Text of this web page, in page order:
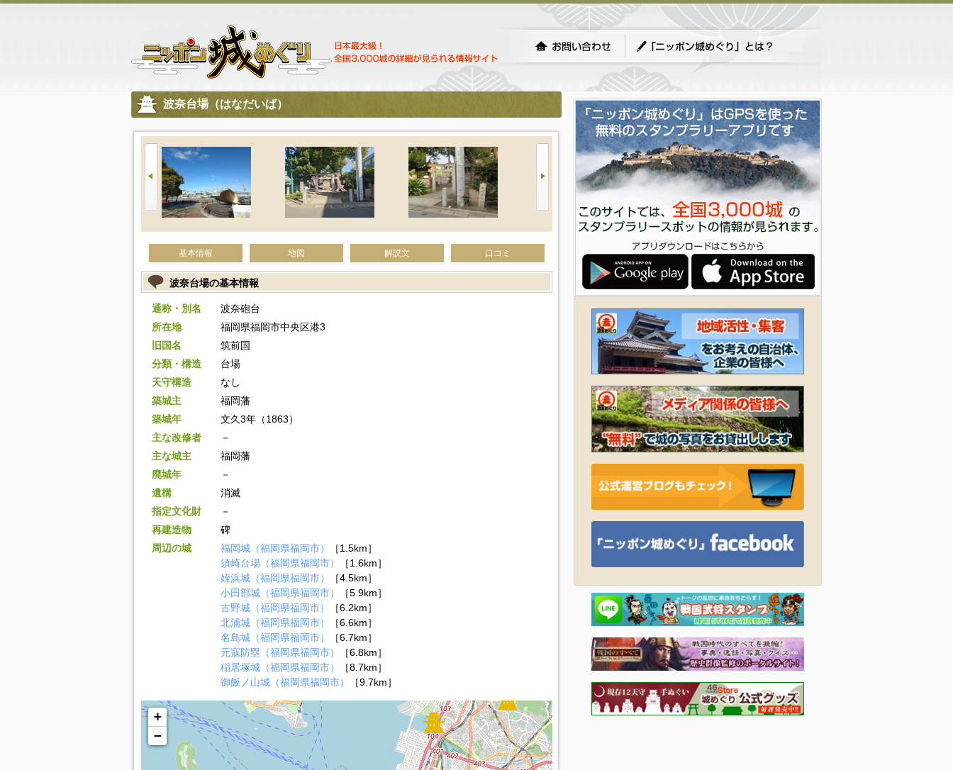
波奈台場（はなだいば）
基本情報 地図 解説文 口コミ
波奈台場の基本情報
通称・別名
波奈砲台
所在地
福岡県福岡市中央区港3
旧国名
筑前国
分類・構造
台場
天守構造
なし
築城主
福岡藩
築城年
文久3年（1863）
主な改修者
－
主な城主
福岡藩
廃城年
－
遺構
消滅
指定文化財
－
再建造物
碑
周辺の城
福岡城（福岡県福岡市）
［1.5km］
須崎台場（福岡県福岡市）
［1.6km］
姪浜城（福岡県福岡市）
［4.5km］
小田部城（福岡県福岡市）
［5.9km］
古野城（福岡県福岡市）
［6.2km］
北浦城（福岡県福岡市）
［6.6km］
名島城（福岡県福岡市）
［6.7km］
元寇防塁（福岡県福岡市）
［6.8km］
稲居塚城（福岡県福岡市）
［8.7km］
御飯ノ山城（福岡県福岡市）
［9.7km］
+
−